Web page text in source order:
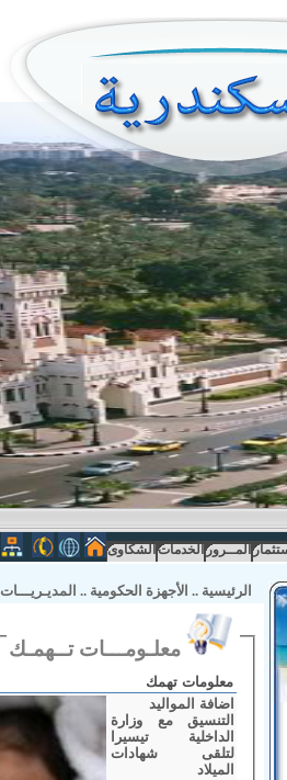
المــرور الخدمات الشكاوى
الرئيسية .. الأجهزة الحكومية .. المديـريـــات
معلومات تهمك
اضافة المواليد
التنسيق مع وزارة
الداخلية تيسيرا
لتلقى شهادات
الميلاد